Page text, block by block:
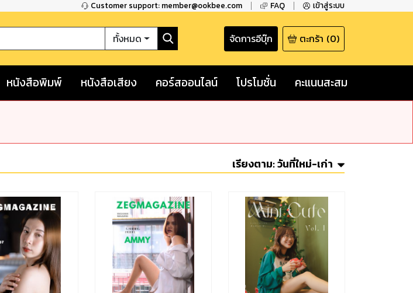
Customer support: member@ookbee.com FAQ เข้าสู่ระบบ
ทั้งหมด จัดการอีบุ๊ก ตะกร้า (0)
หนังสือพิมพ์ หนังสือเสียง คอร์สออนไลน์ โปรโมชั่น คะแนนสะสม
เรียงตาม:วันที่ใหม่-เก่า